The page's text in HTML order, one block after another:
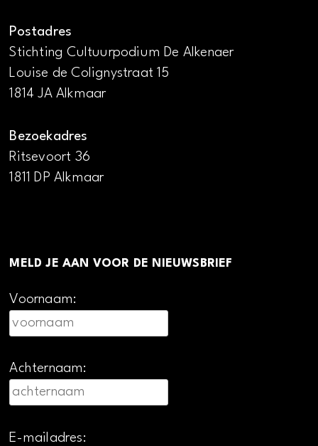
Postadres
Stichting Cultuurpodium De Alkenaer
Louise de Colignystraat 15
1814 JA Alkmaar
Bezoekadres
Ritsevoort 36
1811 DP Alkmaar
MELD JE AAN VOOR DE NIEUWSBRIEF
Voornaam:
Achternaam:
E-mailadres: